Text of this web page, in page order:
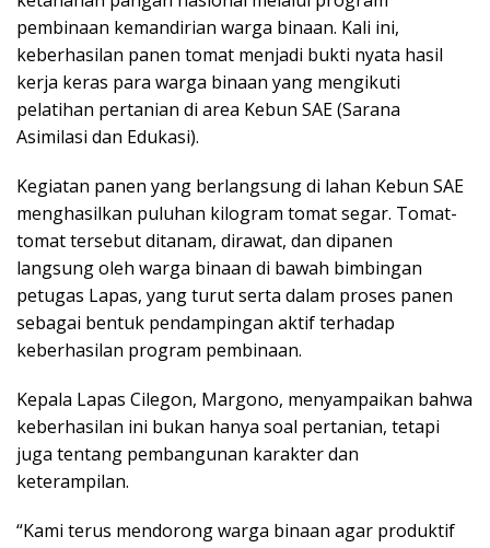
pembinaan kemandirian warga binaan. Kali ini,
keberhasilan panen tomat menjadi bukti nyata hasil
kerja keras para warga binaan yang mengikuti
pelatihan pertanian di area Kebun SAE (Sarana
Asimilasi dan Edukasi).
Kegiatan panen yang berlangsung di lahan Kebun SAE
menghasilkan puluhan kilogram tomat segar. Tomat-
tomat tersebut ditanam, dirawat, dan dipanen
langsung oleh warga binaan di bawah bimbingan
petugas Lapas, yang turut serta dalam proses panen
sebagai bentuk pendampingan aktif terhadap
keberhasilan program pembinaan.
Kepala Lapas Cilegon, Margono, menyampaikan bahwa
keberhasilan ini bukan hanya soal pertanian, tetapi
juga tentang pembangunan karakter dan
keterampilan.
“Kami terus mendorong warga binaan agar produktif